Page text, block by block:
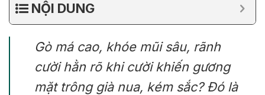
NỘI DUNG
Gò má cao, khóe mũi sâu, rãnh
cười hằn rõ khi cười khiến gương
mặt trông già nua, kém sắc? Đó là